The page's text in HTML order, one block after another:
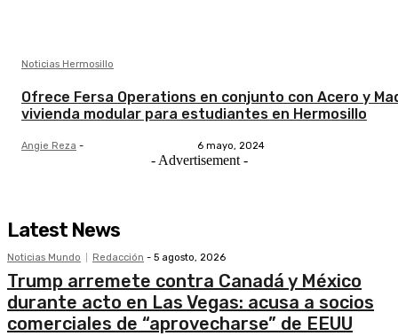
Noticias Hermosillo
Ofrece Fersa Operations en conjunto con Acero y
vivienda modular para estudiantes en Hermosillo
Angie Reza - 6 mayo, 2024
- Advertisement -
Latest News
Noticias Mundo Redacción - 5 agosto, 2026
Trump arremete contra Canadá y México
durante acto en Las Vegas: acusa a socios
comerciales de “aprovecharse” de EEUU